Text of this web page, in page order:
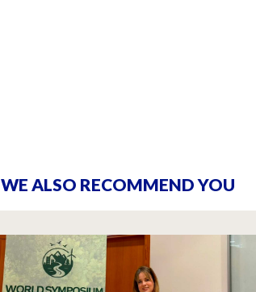
WE ALSO RECOMMEND YOU